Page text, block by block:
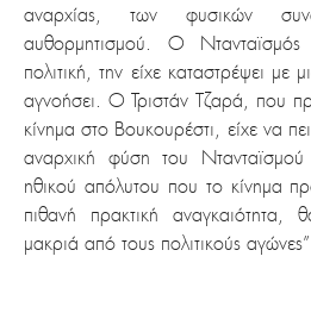
αναρχίας, των φυσικών
αυθορμητισμού. Ο Ντανταϊσμός
πολιτική, την είχε καταστρέψει με
αγνοήσει. Ο Τριστάν Τζαρά, που
κίνημα στο Βουκουρέστι, είχε να
αναρχική φύση του
ηθικού απόλυτου που το κίνημα
πιθανή πρακτική
μακριά από τους πολιτικούς